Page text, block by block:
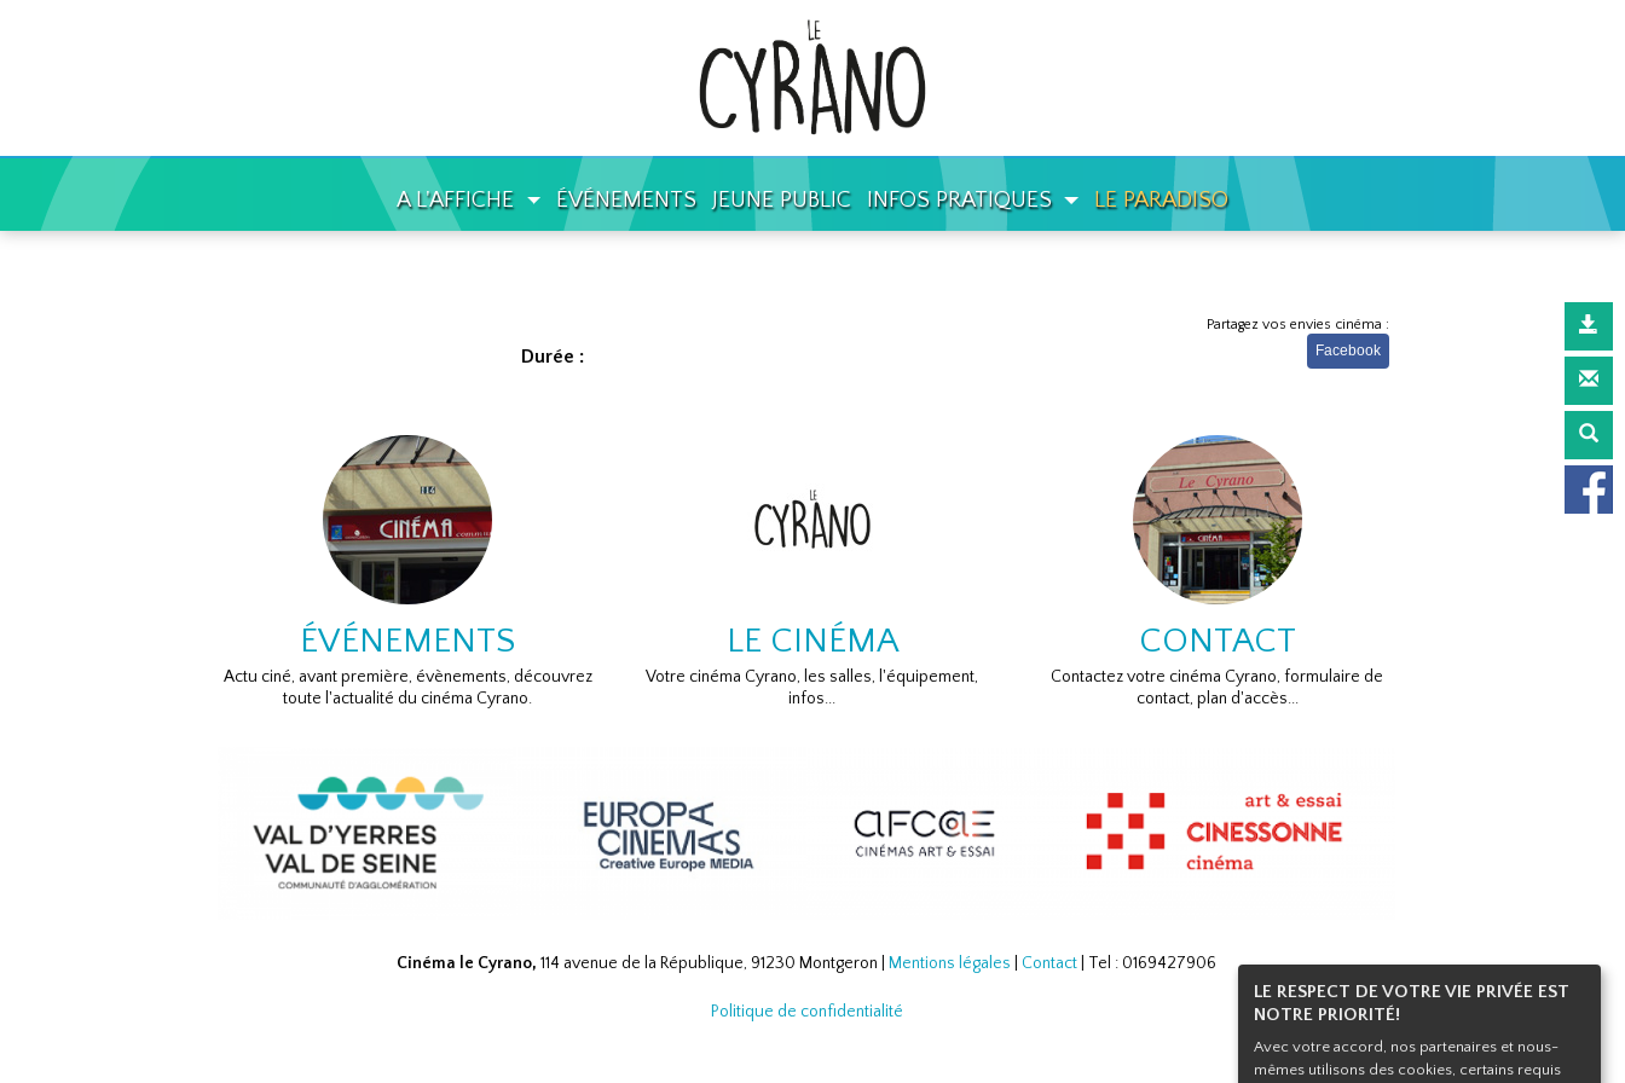
LE RESPECT DE VOTRE VIE PRIVÉE EST
NOTRE PRIORITÉ!
Avec votre accord, nos partenaires et nous-
mêmes utilisons des cookies, certains requis
A L'AFFICHE ÉVÉNEMENTS JEUNE PUBLIC INFOS PRATIQUES LE PARADISO
Durée :
Partagez vos envies cinéma :
Facebook
ÉVÉNEMENTS
Actu ciné, avant première, évènements, découvrez
toute l'actualité du cinéma Cyrano.
LE CINÉMA
Votre cinéma Cyrano, les salles, l'équipement,
infos...
CONTACT
Contactez votre cinéma Cyrano, formulaire de
contact, plan d'accès...
Cinéma le Cyrano, 114 avenue de la République, 91230 Montgeron | Mentions légales Contact | Tel : 0169427906
Politique de confidentialité